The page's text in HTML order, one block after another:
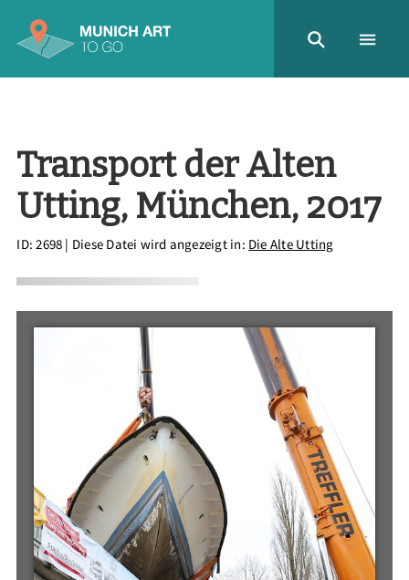
Transport der Alten
Utting, München, 2017
ID: 2698 | Diese Datei wird angezeigt in: Die Alte Utting